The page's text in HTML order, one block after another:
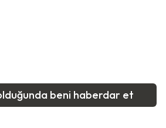
beni haberdar et